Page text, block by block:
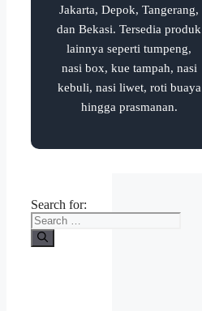
Jakarta, Depok, Tangerang,
dan Bekasi. Tersedia produk
lainnya seperti tumpeng,
nasi box, kue tampah, nasi
kebuli, nasi liwet, roti buaya
hingga prasmanan.
Search for: